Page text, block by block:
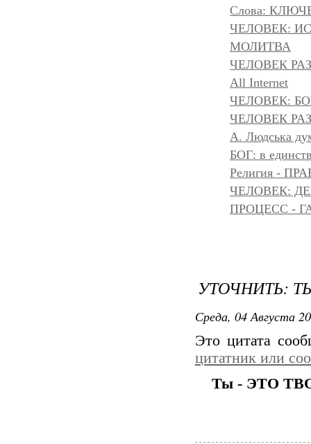
Слова:
ЧЕЛОВЕК:
МОЛИТВА
ЧЕЛОВЕК
All Internet
ЧЕЛОВЕК:
ЧЕЛОВЕК
A. Людська
БОГ: в
Религия -
ЧЕЛОВЕК:
ПРОЦЕСС -
УТОЧНИТЬ:
Среда, 04 Августа
Это цитата
цитатник или
Ты - ЭТО